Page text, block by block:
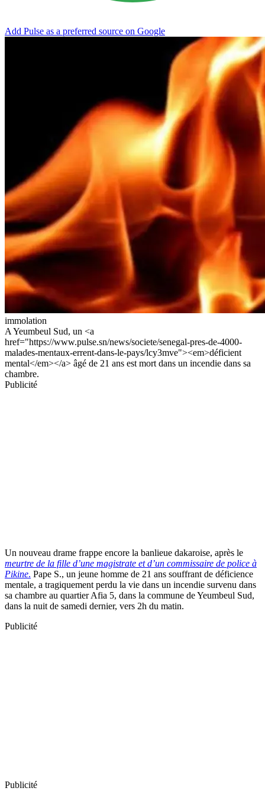
Add Pulse as a preferred source on Google
immolation
A Yeumbeul Sud, un <a
href="https://www.pulse.sn/news/societe/senegal-pres-de-4000-
malades-mentaux-errent-dans-le-pays/lcy3mve"><em>déficient
mental</em></a> âgé de 21 ans est mort dans un incendie dans sa
chambre.
Publicité
Un nouveau drame frappe encore la banlieue dakaroise, après le
meurtre de la fille d’une magistrate et d’un commissaire de police à
Pikine. Pape S., un jeune homme de 21 ans souffrant de déficience
mentale, a tragiquement perdu la vie dans un incendie survenu dans
sa chambre au quartier Afia 5, dans la commune de Yeumbeul Sud,
dans la nuit de samedi dernier, vers 2h du matin.
Publicité
Publicité